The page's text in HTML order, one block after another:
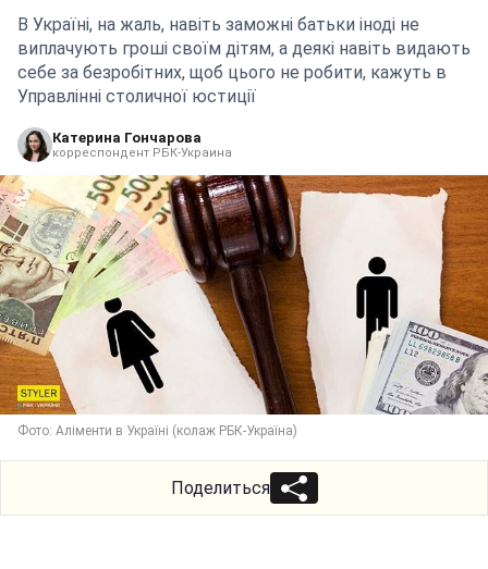
В Україні, на жаль, навіть заможні батьки іноді не
виплачують гроші своїм дітям, а деякі навіть видають
себе за безробітних, щоб цього не робити, кажуть в
Управлінні столичної юстиції
Катерина Гончарова
корреспондент РБК-Украина
Фото: Аліменти в Україні (колаж РБК-Україна)
Поделиться